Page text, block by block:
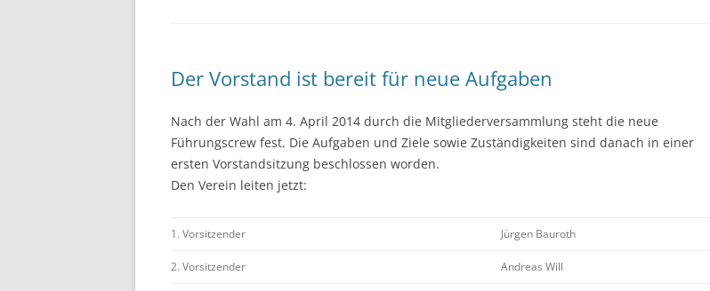
KEGELN
ROLLSTUHLBASKETBALL –
4WHEELERS
Der Vorstand ist bereit für neue Aufgaben
Nach der Wahl am 4. April 2014 durch die Mitgliederversammlung steht die neue
Führungscrew fest. Die Aufgaben und Ziele sowie Zuständigkeiten sind danach in einer
ersten Vorstandsitzung beschlossen worden.
Den Verein leiten jetzt:
1. Vorsitzender Jürgen Bauroth
2. Vorsitzender Andreas Will